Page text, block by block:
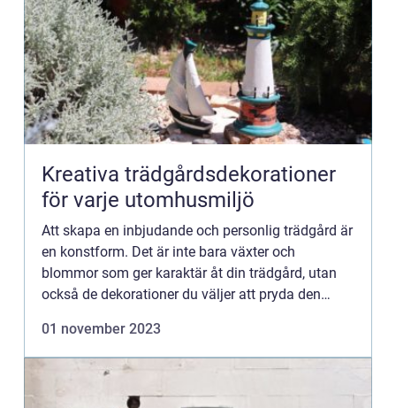
Kreativa trädgårdsdekorationer
för varje utomhusmiljö
Att skapa en inbjudande och personlig trädgård är
en konstform. Det är inte bara växter och
blommor som ger karaktär åt din trädgård, utan
också de dekorationer du väljer att pryda den
01 november 2023